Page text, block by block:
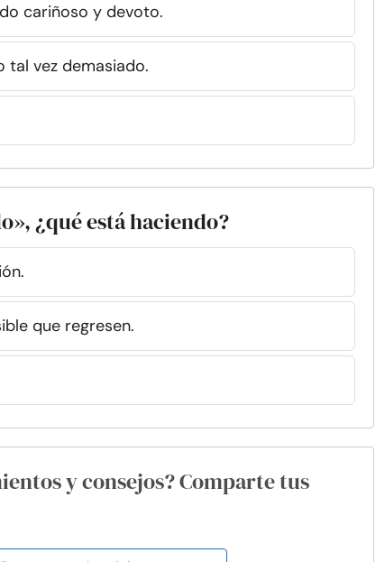
cariñoso y devoto.
tal vez demasiado.
¿qué está haciendo?
que regresen.
y consejos? Comparte tus